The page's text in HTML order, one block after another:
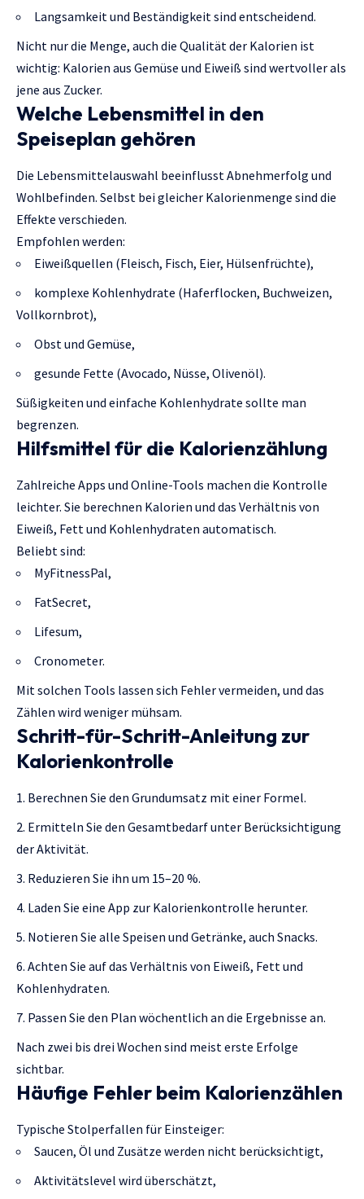
Langsamkeit und Beständigkeit sind entscheidend.
Nicht nur die Menge, auch die Qualität der Kalorien ist
wichtig: Kalorien aus Gemüse und Eiweiß sind wertvoller als
jene aus Zucker.
Welche Lebensmittel in den
Speiseplan gehören
Die Lebensmittelauswahl beeinflusst Abnehmerfolg und
Wohlbefinden. Selbst bei gleicher Kalorienmenge sind die
Effekte verschieden.
Empfohlen werden:
Eiweißquellen (Fleisch, Fisch, Eier, Hülsenfrüchte),
komplexe Kohlenhydrate (Haferflocken, Buchweizen,
Vollkornbrot),
Obst und Gemüse,
gesunde Fette (Avocado, Nüsse, Olivenöl).
Süßigkeiten und einfache Kohlenhydrate sollte man
begrenzen.
Hilfsmittel für die Kalorienzählung
Zahlreiche Apps und Online-Tools machen die Kontrolle
leichter. Sie berechnen Kalorien und das Verhältnis von
Eiweiß, Fett und Kohlenhydraten automatisch.
Beliebt sind:
MyFitnessPal,
FatSecret,
Lifesum,
Cronometer.
Mit solchen Tools lassen sich Fehler vermeiden, und das
Zählen wird weniger mühsam.
Schritt-für-Schritt-Anleitung zur
Kalorienkontrolle
Berechnen Sie den Grundumsatz mit einer Formel.
Ermitteln Sie den Gesamtbedarf unter Berücksichtigung
der Aktivität.
Reduzieren Sie ihn um 15–20 %.
Laden Sie eine App zur Kalorienkontrolle herunter.
Notieren Sie alle Speisen und Getränke, auch Snacks.
Achten Sie auf das Verhältnis von Eiweiß, Fett und
Kohlenhydraten.
Passen Sie den Plan wöchentlich an die Ergebnisse an.
Nach zwei bis drei Wochen sind meist erste Erfolge
sichtbar.
Häufige Fehler beim Kalorienzählen
Typische Stolperfallen für Einsteiger:
Saucen, Öl und Zusätze werden nicht berücksichtigt,
Aktivitätslevel wird überschätzt,